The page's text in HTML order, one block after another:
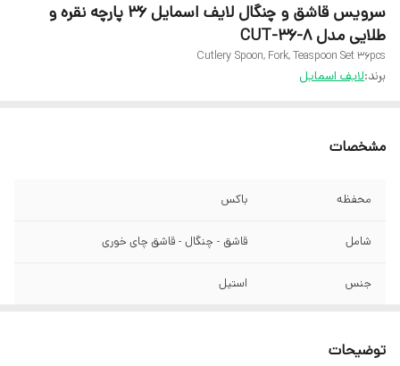
سرویس قاشق و چنگال لایف اسمایل 36 پارچه نقره و
طلایی مدل CUT-36-8
Cutlery Spoon, Fork, Teaspoon Set 36pcs
برند:لایف اسمایل
مشخصات
محفظه باکس
شامل قاشق - چنگال - قاشق چای خوری
جنس استیل
توضیحات